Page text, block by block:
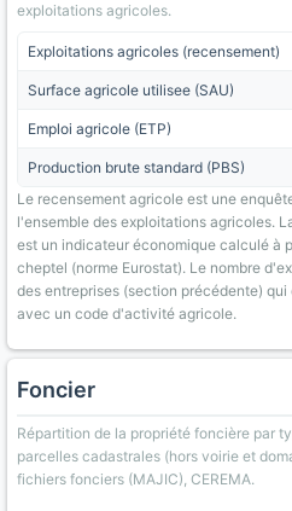
exploitations agricoles.
Exploitations agricoles (recensement)
Surface agricole utilisee (SAU)
Emploi agricole (ETP)
Production brute standard (PBS)
Le recensement agricole est une
l'ensemble des exploitations agricoles.
est un indicateur économique calculé à
cheptel (norme Eurostat). Le nombre
des entreprises (section précédente)
avec un code d'activité agricole.
Foncier
Répartition de la propriété foncière par
parcelles cadastrales (hors voirie et
fichiers fonciers (MAJIC), CEREMA.